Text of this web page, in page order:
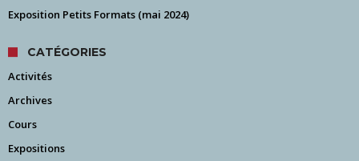
Exposition Petits Formats (mai 2024)
CATÉGORIES
Activités
Archives
Cours
Expositions